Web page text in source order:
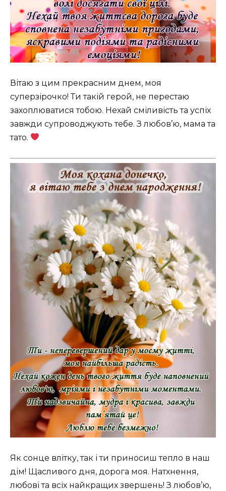
Вітаю з цим прекрасним днем, моя
суперзірочко! Ти такій герой, не перестаю
захоплюватися тобою. Нехай сміливість та успіх
завжди супроводжують тебе. З любов’ю, мама та
тато.
Як сонце влітку, так і ти приносиш тепло в наш
дім! Щасливого дня, дорога моя. Натхнення,
любові та всіх найкращих звершень! З любов’ю,